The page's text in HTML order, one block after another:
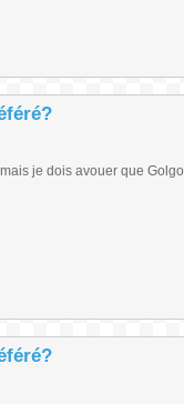
je dois avouer que